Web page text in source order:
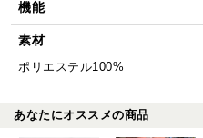
機能
素材
ポリエステル100%
あなたにオススメの商品